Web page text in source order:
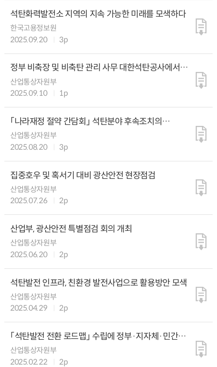
석탄화력발전소 지역의 지속 가능한 미래를 모색하다
한국고용정보원
2025.09.20
3p
정부 비축장 및 비축탄 관리 사무 대한석탄공사에서
한국광해광업공단으로 변경
산업통상자원부
2025.09.10
1p
「나라재정 절약 간담회」 석탄분야 후속조치의
차질없는 추진
산업통상자원부
2025.08.20
3p
집중호우 및 혹서기 대비 광산안전 현장점검
산업통상자원부
2025.07.26
2p
산업부, 광산안전 특별점검 회의 개최
산업통상자원부
2025.06.20
2p
석탄발전 인프라, 친환경 발전사업으로 활용방안 모색
산업통상자원부
2025.04.29
2p
「석탄발전 전환 로드맵」 수립에 정부·지자체·민간
머리 맞대
산업통상자원부
2025.02.22
2p